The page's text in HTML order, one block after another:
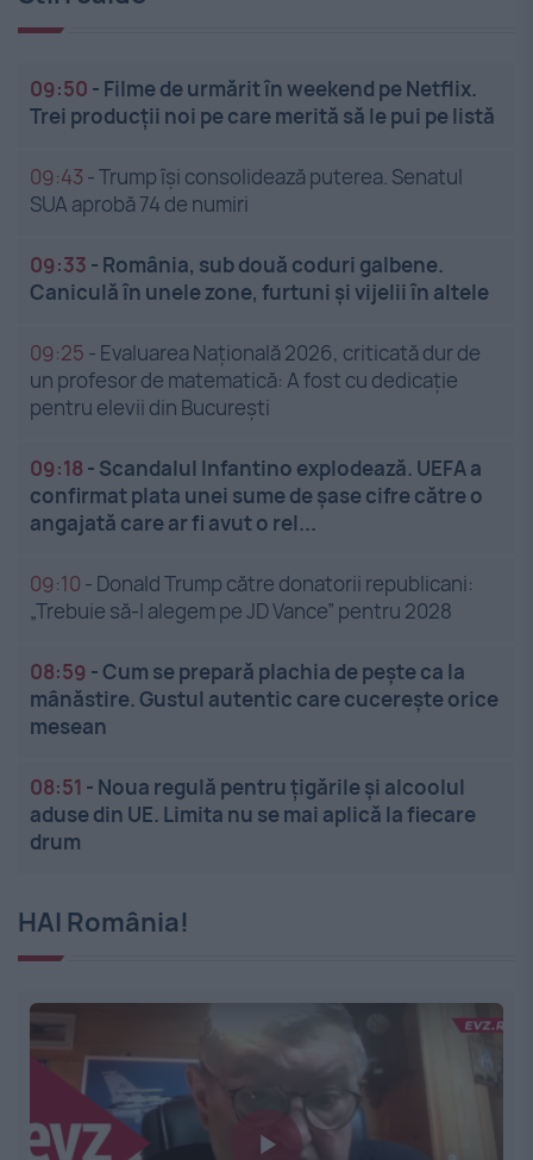
09:50 - Filme de urmărit în weekend pe Netflix.
Trei producții noi pe care merită să le pui pe listă
09:43 -Trump își consolidează puterea. Senatul
SUA aprobă 74 de numiri
09:33 - România, sub două coduri galbene.
Caniculă în unele zone, furtuni și vijelii în altele
09:25 - Evaluarea Națională 2026, criticată dur de
un profesor de matematică: A fost cu dedicație
pentru elevii din București
09:18 - Scandalul Infantino explodează. UEFA a
confirmat plata unei sume de șase cifre către o
angajată care ar fi avut o rel...
09:10 - Donald Trump către donatorii republicani:
„Trebuie să-l alegem pe JD Vance” pentru 2028
08:59 -Cum se prepară plachia de pește ca la
mânăstire. Gustul autentic care cucerește orice
mesean
08:51 - Noua regulă pentru țigările și alcoolul
aduse din UE. Limita nu se mai aplică la fiecare
drum
HAI România!